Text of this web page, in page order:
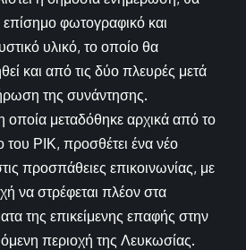
επίσημο φωτογραφικό και
υλικό, το οποίο θα
και από τις δύο πλευρές μετά
της συνάντησης.
οποία μεταδόθηκε αρχικά από το
ΡΙΚ, προσθέτει ένα νέο
προσπάθειες επικοινωνίας, με
να στρέφεται πλέον στα
της επικείμενης επαφής στην
περιοχή της Λευκωσίας.